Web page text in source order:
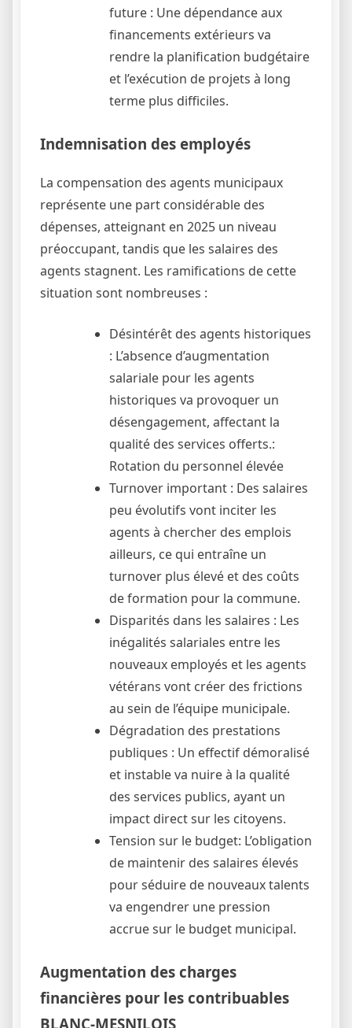
future : Une dépendance aux
financements extérieurs va
rendre la planification budgétaire
et l’exécution de projets à long
terme plus difficiles.
Indemnisation des employés
La compensation des agents municipaux
représente une part considérable des
dépenses, atteignant en 2025 un niveau
préoccupant, tandis que les salaires des
agents stagnent. Les ramifications de cette
situation sont nombreuses :
Désintérêt des agents historiques
: L’absence d’augmentation
salariale pour les agents
historiques va provoquer un
désengagement, affectant la
qualité des services offerts.:
Rotation du personnel élevée
Turnover important : Des salaires
peu évolutifs vont inciter les
agents à chercher des emplois
ailleurs, ce qui entraîne un
turnover plus élevé et des coûts
de formation pour la commune.
Disparités dans les salaires : Les
inégalités salariales entre les
nouveaux employés et les agents
vétérans vont créer des frictions
au sein de l’équipe municipale.
Dégradation des prestations
publiques : Un effectif démoralisé
et instable va nuire à la qualité
des services publics, ayant un
impact direct sur les citoyens.
Tension sur le budget: L’obligation
de maintenir des salaires élevés
pour séduire de nouveaux talents
va engendrer une pression
accrue sur le budget municipal.
Augmentation des charges
financières pour les contribuables
BLANC-MESNILOIS